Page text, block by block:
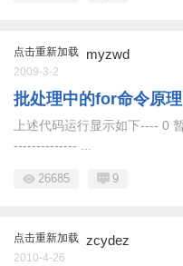
点击重新加载 myzwd
2009-3-2
批处理中的for命令原
上述代码运行显示如下---- 0
-------------- ...
26685 9
点击重新加载 zcydez
2010-4-26